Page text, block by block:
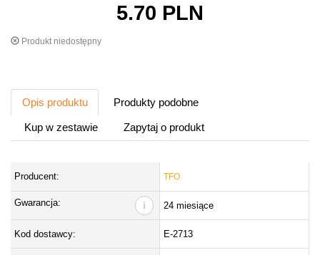
5.70 PLN
Produkt niedostępny
Opis produktu Produkty podobne
Kup w zestawie Zapytaj o produkt
Producent: TFO
Gwarancja: i 24 miesiące
Kod dostawcy: E-2713